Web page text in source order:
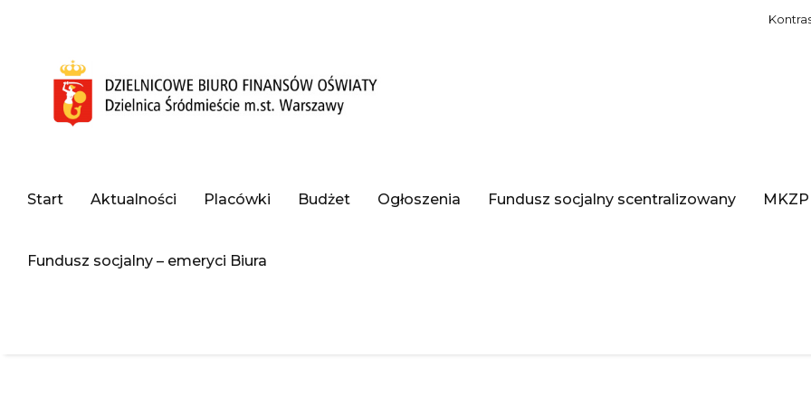
Kontakt
Start Aktualności Placówki Budżet Ogłoszenia Fundusz socjalny scentralizowany MKZP
Fundusz socjalny – emeryci Biura